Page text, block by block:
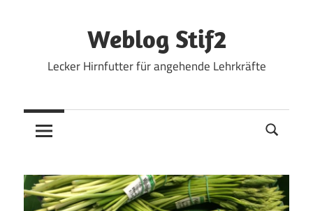
Weblog Stif2
Lecker Hirnfutter für angehende Lehrkräfte